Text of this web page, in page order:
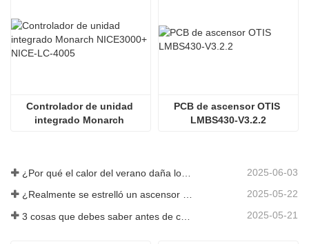
Controlador de unidad
integrado Monarch
PCB de ascensor OTIS
LMBS430-V3.2.2
2025-06-03
¿Realmente se estrelló un ascensor en el piso 40? 2025-05-22
2025-05-21